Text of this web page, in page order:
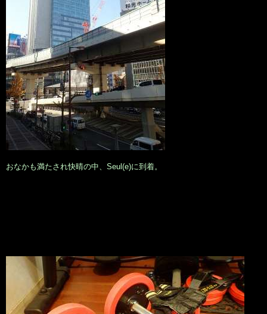
おなかも満たされ快晴の中、Seul(e)に到着。